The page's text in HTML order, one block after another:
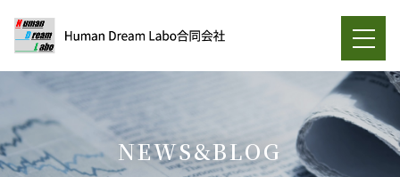
NEWS&BLOG